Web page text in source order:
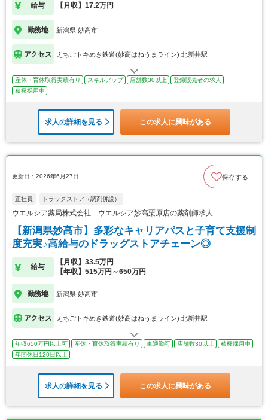
給与 【月収】17.2万円
勤務地 新潟県 妙高市
アクセス えちごトキめき鉄道(妙高はねうまライン) 北新井駅
産休・育休取得実績有り スキルアップ 店舗数30以上
登録販売者の求人
積極採用中
求人の詳細を見る この求人に興味がある
更新日：2026年6月27日 保存する
正社員 ドラッグストア（調剤併設）
ウエルシア薬局株式会社 ウエルシア妙高栗原店の薬剤師求人
【新潟県妙高市】多彩なキャリアパスと子育て支援制
度充実♪高給与のドラッグストアチェーン◎
給与
【月収】33.5万円
【年収】515万円～650万円
勤務地 新潟県 妙高市
アクセス えちごトキめき鉄道(妙高はねうまライン) 北新井駅
年収650万円以上可 産休・育休取得実績有り 車通勤可 店舗数30以上
積極採用中
年間休日120日以上
求人の詳細を見る この求人に興味がある